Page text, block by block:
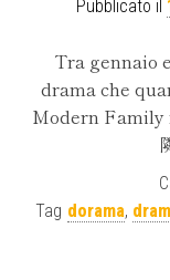
Pubblicato il
Tra gennaio
drama che
Modern Family
Tag dorama,